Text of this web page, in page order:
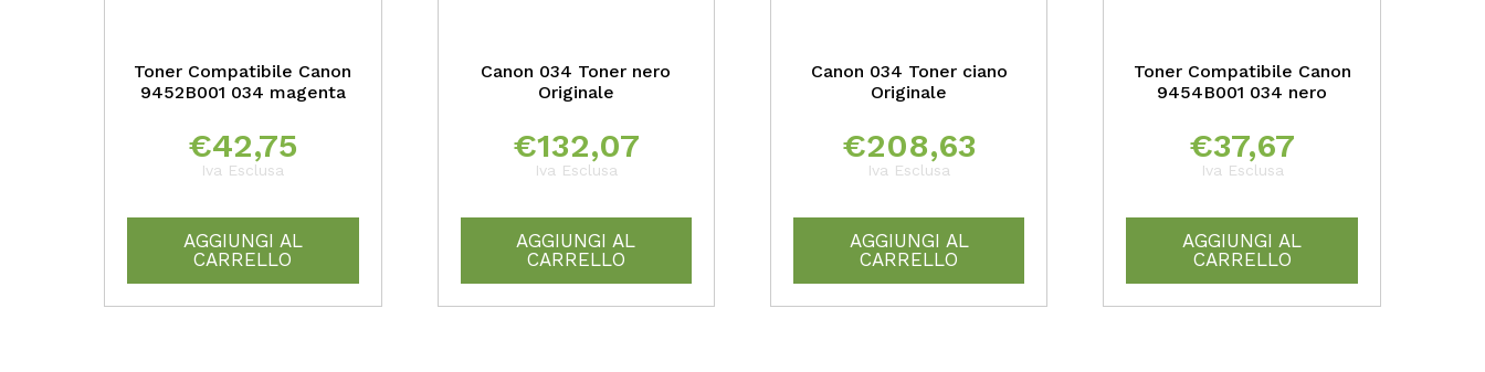
Toner Compatibile Canon
9452B001 034 magenta
€42,75
Iva Esclusa
AGGIUNGI AL
CARRELLO
Canon 034 Toner nero
Originale
€132,07
Iva Esclusa
AGGIUNGI AL
CARRELLO
Canon 034 Toner ciano
Originale
€208,63
Iva Esclusa
AGGIUNGI AL
CARRELLO
Toner Compatibile Canon
9454B001 034 nero
€37,67
Iva Esclusa
AGGIUNGI AL
CARRELLO